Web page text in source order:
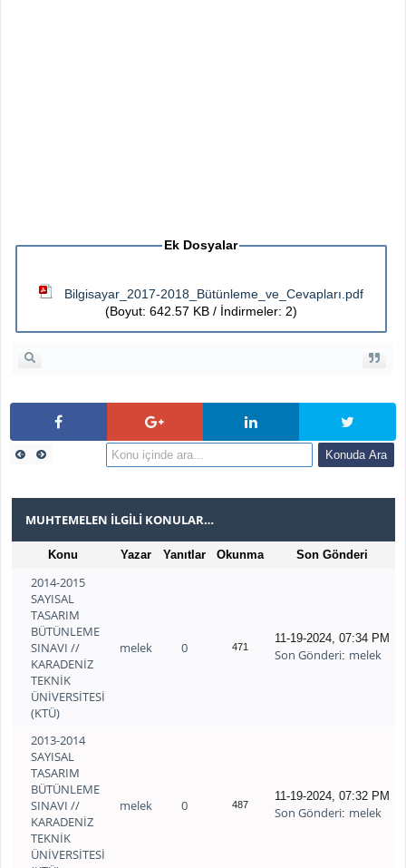
Ek Dosyalar
Bilgisayar_2017-2018_Bütünleme_ve_Cevapları.pdf
(Boyut: 642.57 KB / İndirmeler: 2)
MUHTEMELEN İLGILI KONULAR…
Konu Yazar Yanıtlar Okunma Son Gönderi
2014-2015
SAYISAL
TASARIM
BÜTÜNLEME
SINAVI //
KARADENİZ
TEKNİK
ÜNİVERSİTESİ
(KTÜ)
melek 0 471
11-19-2024, 07:34 PM
Son Gönderi: melek
2013-2014
SAYISAL
TASARIM
BÜTÜNLEME
SINAVI //
KARADENİZ
TEKNİK
ÜNİVERSİTESİ
melek 0 487
11-19-2024, 07:32 PM
Son Gönderi: melek